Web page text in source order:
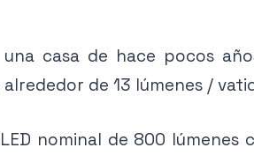
casa de hace pocos
de 13 lúmenes /
nominal de 800